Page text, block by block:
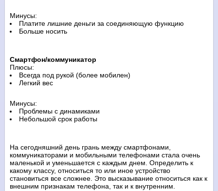
Минусы:
Платите лишние деньги за соединяющую функцию
Больше носить
Смартфон/коммуникатор
Плюсы:
Всегда под рукой (более мобилен)
Легкий вес
Минусы:
Проблемы с динамиками
Небольшой срок работы
На сегодняшний день грань между смартфонами,
коммуникаторами и мобильными телефонами стала очень
маленькой и уменьшается с каждым днем. Определить к
какому классу, относиться то или иное устройство
становиться все сложнее. Это высказывание относиться как к
внешним признакам телефона, так и к внутренним.